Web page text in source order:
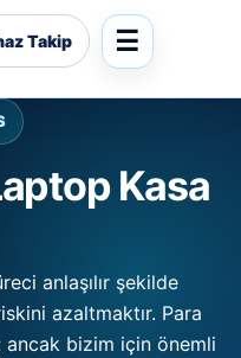
Takip
Kasa
anlaşılır şekilde
azaltmaktır. Para
ancak bizim için önemli